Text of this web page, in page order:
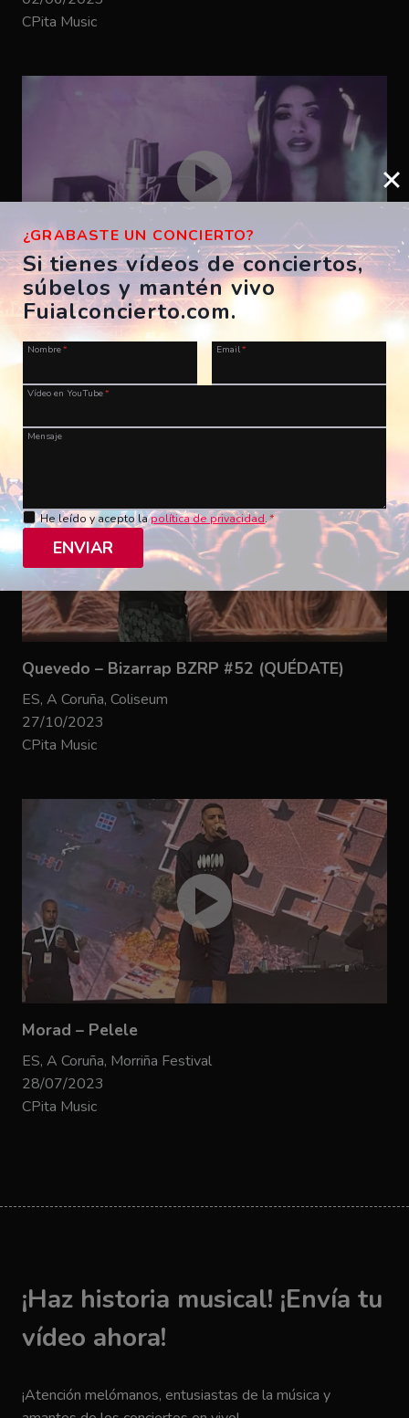
CPita Music
Bizarrap – SHAKIRA BZRP #53
ES, A Coruña, Morriña Festival
28/07/2023
CPita Music
Quevedo – Bizarrap BZRP #52 (QUÉDATE)
ES, A Coruña, Coliseum
27/10/2023
CPita Music
Morad – Pelele
ES, A Coruña, Morriña Festival
28/07/2023
CPita Music
¡Haz historia musical! ¡Envía tu
vídeo ahora!
¡Atención melómanos, entusiastas de la música y
¿GRABASTE UN CONCIERTO?
Si tienes vídeos de conciertos,
súbelos y mantén vivo
Fuialconcierto.com.
Nombre* Email*
Vídeo en YouTube*
Mensaje
He leído y acepto lapolítica de privacidad.*
ENVIAR